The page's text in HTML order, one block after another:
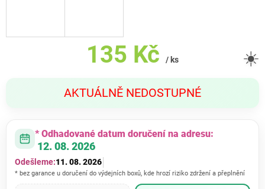
135 Kč / ks
cena:
AKTUÁLNĚ NEDOSTUPNÉ
☀️
* Odhadované datum doručení na adresu:
12. 08. 2026
Odešleme:11. 08. 2026
* bez garance u doručení do výdejních boxů, kde hrozí riziko zdržení a přeplnění